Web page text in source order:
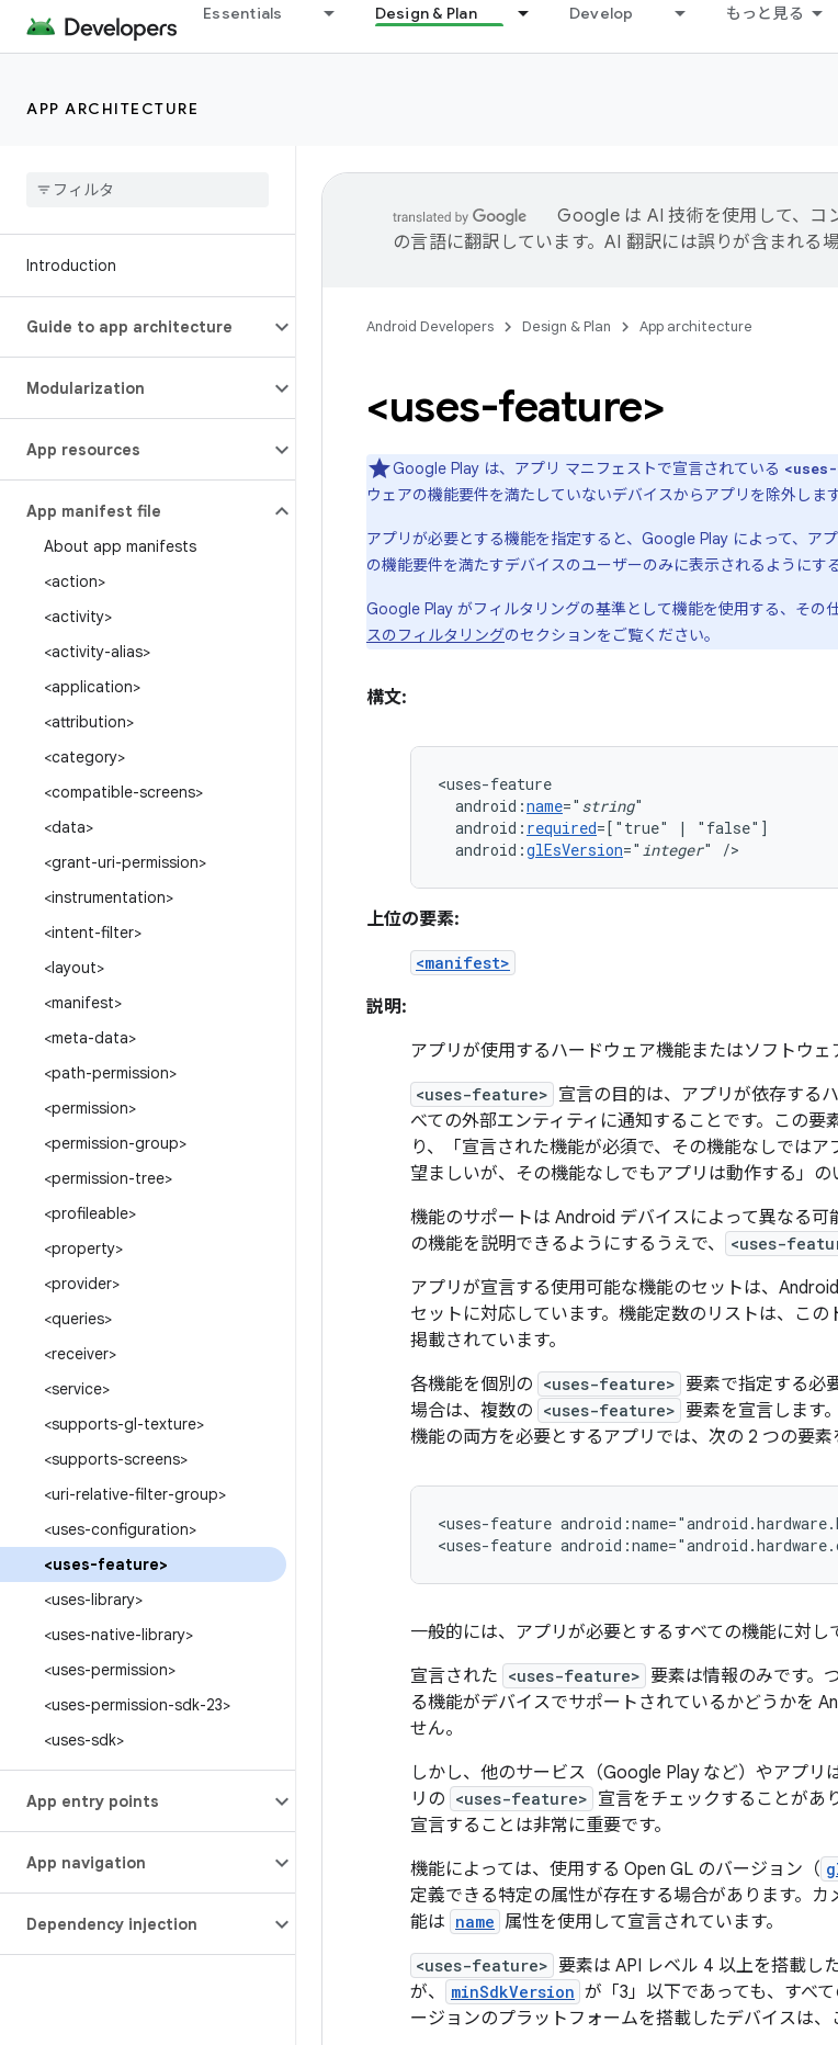
Essentials Design & Plan Develop もっと見る
APP ARCHITECTURE
Introduction
Guide to app architecture
Modularization
App resources
App manifest file
About app manifests
<action>
<activity>
<activity-alias>
<application>
<attribution>
<category>
<compatible-screens>
<data>
<grant-uri-permission>
<instrumentation>
<intent-filter>
<layout>
<manifest>
<meta-data>
<path-permission>
<permission>
<permission-group>
<permission-tree>
<profileable>
<property>
<provider>
<queries>
<receiver>
<service>
<supports-gl-texture>
<supports-screens>
<uri-relative-filter-group>
<uses-configuration>
<uses-feature>
<uses-library>
<uses-native-library>
<uses-permission>
<uses-permission-sdk-23>
<uses-sdk>
App entry points
App navigation
Dependency injection
Google は AI 技術を使用して、コ
の言語に翻訳しています。AI 翻訳には誤りが含まれる場
Android Developers Design & Plan App architecture
<uses-feature>
Google Play は、アプリ マニフェストで宣言されている
ウェアの機能要件を満たしていないデバイスからアプリを除外します
アプリが必要とする機能を指定すると、Google Play によって、ア
の機能要件を満たすデバイスのユーザーのみに表示されるようにす
Google Play がフィルタリングの基準として機能を使用する、その
スのフィルタリングのセクションをご覧ください。
構文:
android:name=" string
android: required=["true" |
android:glEsVersion=" integer" />
上位の要素:
<manifest>
説明:
アプリが使用するハードウェア機能またはソフトウェ
<uses-feature> 宣言の目的は、アプリが依存する
べての外部エンティティに通知することです。この要
り、「宣言された機能が必須で、その機能なしでは
望ましいが、その機能なしでもアプリは動作する」の
機能のサポートは Android デバイスによって異なる
の機能を説明できるようにするうえで、
<uses-
アプリが宣言する使用可能な機能のセットは、Android
セットに対応しています。機能定数のリストは、この
掲載されています。
各機能を個別の <uses-feature> 要素で指定する必
場合は、複数の <uses-feature> 要素を宣言します
機能の両方を必要とするアプリでは、次の 2 つの要素
<uses-feature
<uses-feature
一般的には、アプリが必要とするすべての機能に対し
宣言された <uses-feature> 要素は情報のみです。
る機能がデバイスでサポートされているかどうかを
せん。
しかし、他のサービス（Google Play など）やアプ
リの <uses-feature> 宣言をチェックすることがあ
宣言することは非常に重要です。
機能によっては、使用する Open GL のバージョン（
定義できる特定の属性が存在する場合があります。
能は name 属性を使用して宣言されています。
<uses-feature> 要素は API レベル 4 以上を搭載し
が、
minSdkVersion が「3」以下であっても、すべ
ージョンのプラットフォームを搭載したデバイスは、